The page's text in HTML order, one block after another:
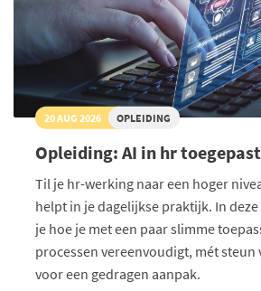
20 AUG 2026 OPLEIDING
Opleiding: AI in hr toegepast
Til je hr-werking naar een hoger
helpt in je dagelijkse praktijk. In
je hoe je met een paar slimme
processen vereenvoudigt, mét steun
voor een gedragen aanpak.